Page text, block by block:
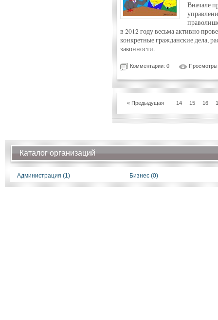
Вначале
в 2012 году весьма активно
конкретные гражданские дела,
законности.
Комментарии: 0
« Предыдущая 14 15 16
Каталог организаций
Администрация (1) Бизнес (0)